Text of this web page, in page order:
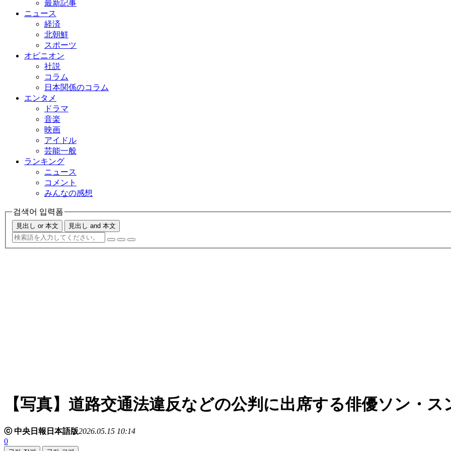
最新記事
ニュース
経済
北朝鮮
スポーツ
オピニオン
社説
コラム
日本関係のコラム
エンタメ
ドラマ
音楽
映画
アイドル
芸能一般
ランキング
ニュース
コメント
みんなの感想
검색어 입력폼
見出し or 本文 見出し and 本文
【写真】道路交通法違反などの公判に出席する俳優ソン・ス
ⓒ 中央日報日本語版2026.05.15 10:14
0